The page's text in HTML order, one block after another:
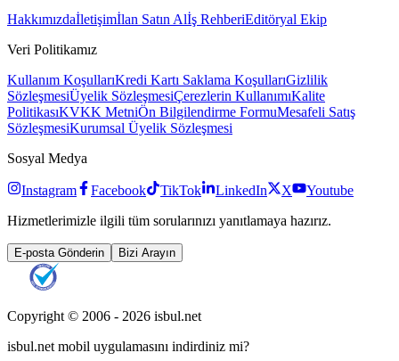
Hakkımızdaİletişimİlan Satın Alİş RehberiEditöryal Ekip
Veri Politikamız
Kullanım KoşullarıKredi Kartı Saklama KoşullarıGizlilik
SözleşmesiÜyelik SözleşmesiÇerezlerin KullanımıKalite
PolitikasıKVKK MetniÖn Bilgilendirme FormuMesafeli Satış
SözleşmesiKurumsal Üyelik Sözleşmesi
Sosyal Medya
Instagram Facebook TikTok LinkedIn X
Youtube
Hizmetlerimizle ilgili tüm sorularınızı yanıtlamaya hazırız.
E-posta Gönderin Bizi Arayın
Copyright © 2006 - 2026 isbul.net
isbul.net mobil uygulamasını indirdiniz mi?